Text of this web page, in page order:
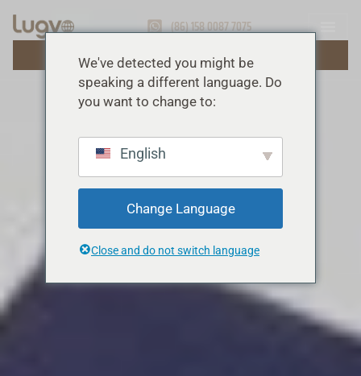
(86) 158 0087 7075
OBȚINEȚI O OFERTĂ GRATUITĂ
We've detected you might be
speaking a different language. Do
you want to change to:
English
Change Language
Close and do not switch language